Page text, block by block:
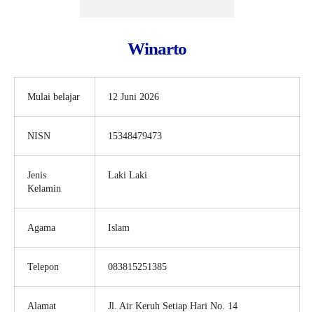
Winarto
Mulai belajar 12 Juni 2026
NISN 15348479473
Jenis
Kelamin
Laki Laki
Agama Islam
Telepon 083815251385
Alamat
Jl. Air Keruh Setiap Hari No. 14